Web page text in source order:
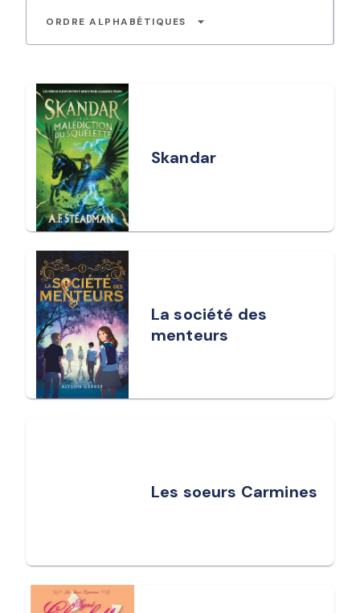
ORDRE ALPHABÉTIQUES arrow_drop_down
Skandar
La société des
menteurs
Les soeurs Carmines